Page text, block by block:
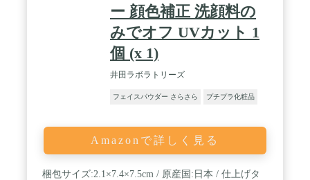
ー 顔色補正 洗顔料の
みでオフ UVカット 1
個 (x 1)
井田ラボラトリーズ
フェイスパウダー さらさら プチプラ化粧品
Amazonで詳しく見る
梱包サイズ:2.1×7.4×7.5cm / 原産国:日本 / 仕上げタ